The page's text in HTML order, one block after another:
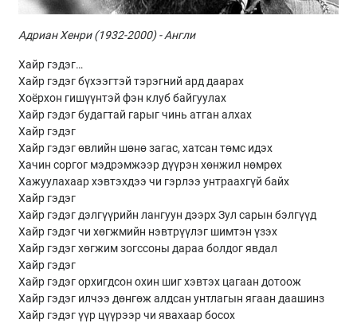
Адриан Хенри (1932-2000) -Англи
Хайр гэдэг…
Хайр гэдэг бүхээгтэй тэрэгний ард даарах
Хоёрхон гишүүнтэй фэн клуб байгуулах
Хайр гэдэг будагтай гарыг чинь атган алхах
Хайр гэдэг
Хайр гэдэг өвлийн шөнө загас, хатсан төмс идэх
Хачин соргог мэдрэмжээр дүүрэн хөнжил нөмрөх
Хажуулахаар хэвтэхдээ чи гэрлээ унтраахгүй байх
Хайр гэдэг
Хайр гэдэг дэлгүүрийн лангуун дээрх Зул сарын бэлгүүд
Хайр гэдэг чи хөгжмийн нэвтрүүлэг шимтэн үзэх
Хайр гэдэг хөгжим зогссоны дараа болдог явдал
Хайр гэдэг
Хайр гэдэг орхигдсон охин шиг хэвтэх цагаан дотоож
Хайр гэдэг илчээ дөнгөж алдсан унтлагын ягаан даашинз
Хайр гэдэг үүр цүүрээр чи явахаар босох